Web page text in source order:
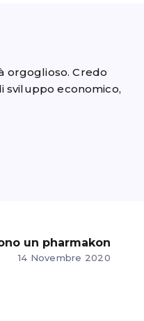
orgoglioso. Credo
sviluppo economico,
un pharmakon
14 Novembre 2020